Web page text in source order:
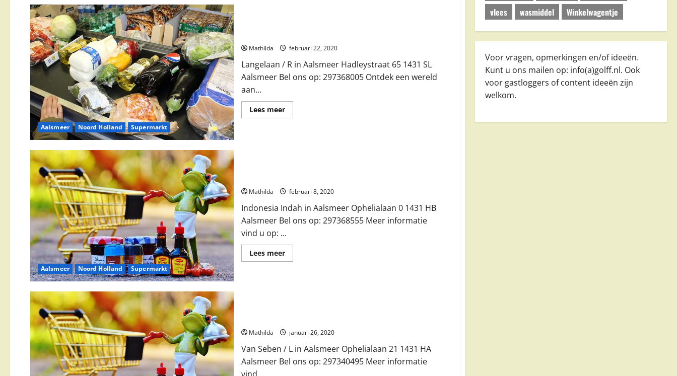
Aalsmeer Noord Holland Supermarkt
Mathilda februari 22, 2020
Langelaan / R in Aalsmeer Hadleystraat 65 1431 SL
Aalsmeer Bel ons op: 297368005 Ontdek een wereld
aan...
Lees meerLees
meer
Aalsmeer Noord Holland Supermarkt
Mathilda februari 8, 2020
Indonesia Indah in Aalsmeer Ophelialaan 0 1431 HB
Aalsmeer Bel ons op: 297368555 Meer informatie
vind u op: ...
Lees meerLees
meer
Mathilda januari 26, 2020
Van Seben / L in Aalsmeer Ophelialaan 21 1431 HA
Aalsmeer Bel ons op: 297340495 Meer informatie
vlees
wasmiddel Winkelwagentje
Voor vragen, opmerkingen en/of ideeën.
Kunt u ons mailen op: info(a)golff.nl. Ook
voor gastloggers of content ideeën zijn
welkom.